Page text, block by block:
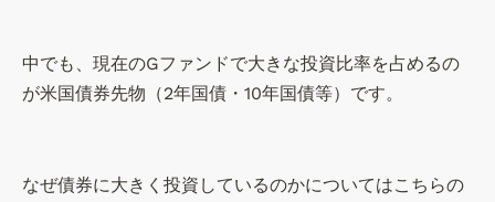
中でも、現在のGファンドで大きな投資比率を占めるの
が米国債券先物（2年国債・10年国債等）です。
なぜ債券に大きく投資しているのかについてはこちらの